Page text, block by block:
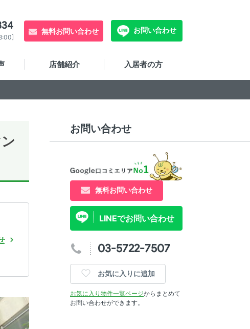
無料お問い合わせ お問い合わせ
店舗紹介 入居者の方
お問い合わせ
無料お問い合わせ
LINEでお問い合わせ
03-5722-7507
お気に入りに追加
お気に入り物件一覧ページからまとめて
お問い合わせができます。